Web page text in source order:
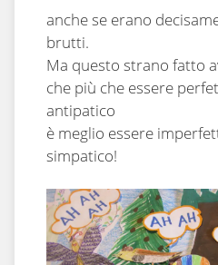
anche se erano
brutti.
Ma questo strano fatto
che più che essere
antipatico
è meglio essere
simpatico!